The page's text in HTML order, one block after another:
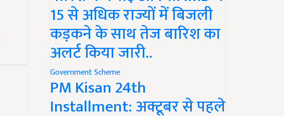
15 से अधिक राज्यों में बिजली
कड़कने के साथ तेज बारिश का
अलर्ट किया जारी..
Government Scheme
PM Kisan 24th
Installment: अक्टूबर से पहले